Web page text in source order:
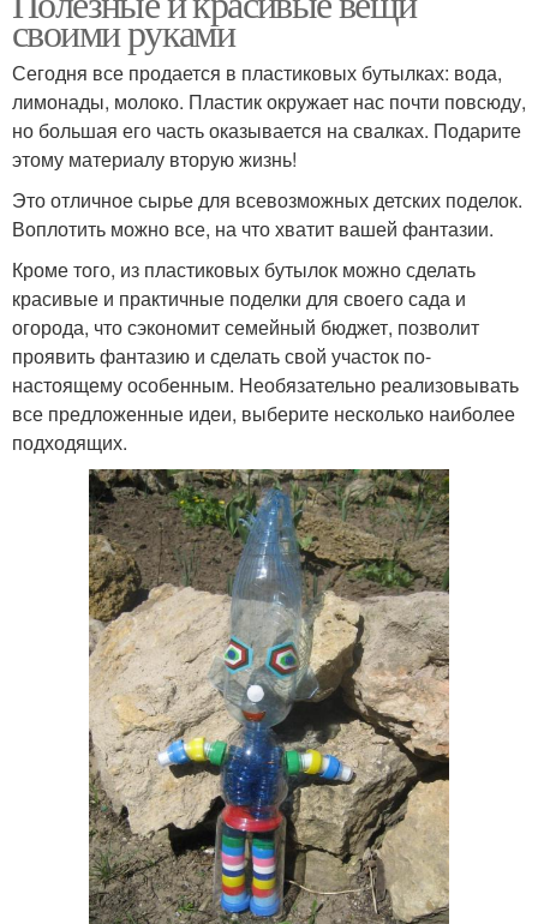
своими руками
Сегодня все продается в пластиковых бутылках: вода,
лимонады, молоко. Пластик окружает нас почти повсюду,
но большая его часть оказывается на свалках. Подарите
этому материалу вторую жизнь!
Это отличное сырье для всевозможных детских поделок.
Воплотить можно все, на что хватит вашей фантазии.
Кроме того, из пластиковых бутылок можно сделать
красивые и практичные поделки для своего сада и
огорода, что сэкономит семейный бюджет, позволит
проявить фантазию и сделать свой участок по-
настоящему особенным. Необязательно реализовывать
все предложенные идеи, выберите несколько наиболее
подходящих.